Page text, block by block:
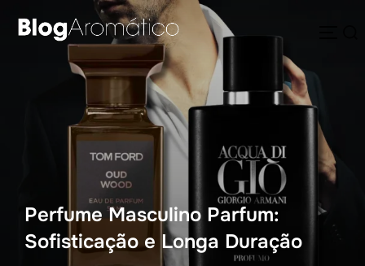
para
Perfume Masculino Parfum:
Sofisticação e Longa Duração